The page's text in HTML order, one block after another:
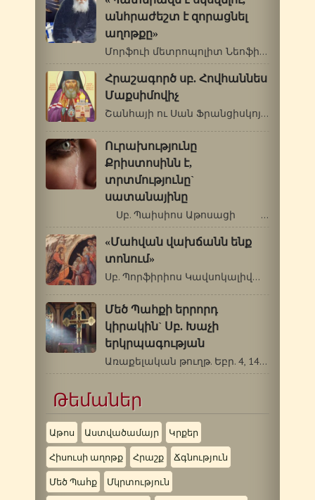
անհրաժեշտ է զորացնել
աղոթքը»
Մորֆուի մետրոպոլիտ Նեոֆիտոսը Սբ.Պաիսիոս…
Հրաշագործ սբ. Հովհաննես
Մաքսիմովիչ
Շանհայի ու Սան Ֆրանցիսկոյի արքեպիսկոպոս…
Ուրախությունը
Քրիստոսինն է,
տրտմությունը`
սատանայինը
Սբ. Պաիսիոս Աթոսացի …
«Մահվան վախճանն ենք
տոնում»
Սբ. Պորֆիրիոս Կավսոկալիվացի (1906-1991թթ.)…
Մեծ Պահքի երրորդ
կիրակին` Սբ. Խաչի
երկրպագության
Առաքելական թուղթ. Եբր. 4, 14-5, 6: Ավետարան.…
Թեմաներ
Աթոս Աստվածամայր Կրքեր
Հիսուսի աղոթք Հրաշք Ճգնություն
Մեծ Պահք Մկրտություն